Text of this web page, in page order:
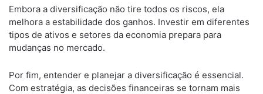
Embora a diversificação não tire todos os riscos, ela
melhora a estabilidade dos ganhos. Investir em diferentes
tipos de ativos e setores da economia prepara para
mudanças no mercado.
Por fim, entender e planejar a diversificação é essencial.
Com estratégia, as decisões financeiras se tornam mais